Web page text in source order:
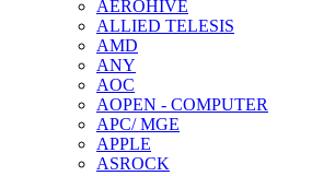
AEROHIVE
ALLIED TELESIS
AMD
ANY
AOC
AOPEN - COMPUTER
APC/ MGE
APPLE
ASROCK